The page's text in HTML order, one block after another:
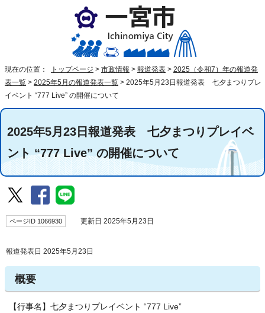
現在の位置： トップページ > 市政情報 > 報道発表 > 2025（令和7）年の報道発
表一覧 > 2025年5月の報道発表一覧 > 2025年5月23日報道発表 七夕まつりプレ
イベント “777 Live” の開催について
2025年5月23日報道発表 七夕まつりプレイベ
ント “777 Live” の開催について
ページID 1066930 更新日 2025年5月23日
報道発表日 2025年5月23日
概要
【行事名】七夕まつりプレイベント “777 Live”